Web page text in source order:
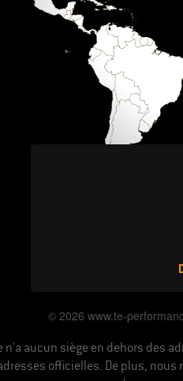
© 2026 www.te-
n'a aucun siège en dehors des
officielles. De plus,